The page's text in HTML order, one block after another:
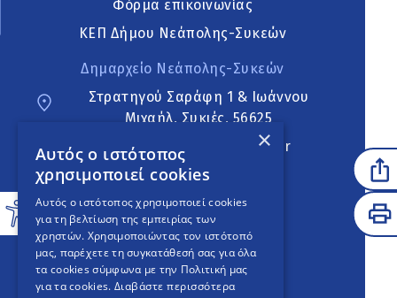
Φόρμα επικοινωνίας
ΚΕΠ Δήμου Νεάπολης-Συκεών
Δημαρχείο Νεάπολης-Συκεών
Στρατηγού Σαράφη 1 & Ιωάννου
Μιχαήλ, Συκιές, 56625
neapoli.sykies@ddt.gov.gr
Ακολουθήστε
English Version
An project
×
Αυτός ο ιστότοπος
χρησιμοποιεί cookies
Αυτός ο ιστότοπος χρησιμοποιεί cookies
για τη βελτίωση της εμπειρίας των
χρηστών. Χρησιμοποιώντας τον ιστότοπό
μας, παρέχετε τη συγκατάθεσή σας για όλα
τα cookies σύμφωνα με την Πολιτική μας
για τα cookies. Διαβάστε περισσότερα